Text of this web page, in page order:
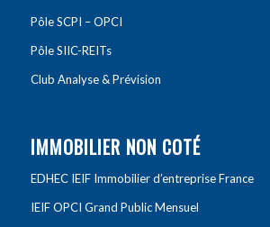
Pôle SCPI – OPCI
Pôle SIIC-REITs
Club Analyse & Prévision
IMMOBILIER NON COTÉ
EDHEC IEIF Immobilier d’entreprise France
IEIF OPCI Grand Public Mensuel